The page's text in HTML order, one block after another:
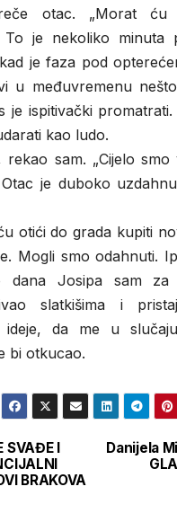
reče otac. „Morat ću
To je nekoliko minuta
je faza pod
u međuvremenu
je ispitivački
kao ludo.
rekao sam. „Cijelo
Otac je duboko
otići do grada kupiti
Mogli smo odahnuti.
dana Josipa sam za
slatkišima i
ideje, da me u
bi otkucao.
Danijela
SVAĐE I
BRAKOVA